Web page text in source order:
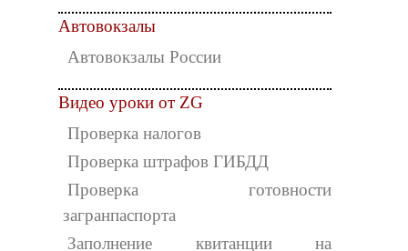
Автовокзалы
Автовокзалы России
Видео уроки от ZG
Проверка налогов
Проверка штрафов ГИБДД
Проверка готовности
загранпаспорта
Заполнение квитанции на